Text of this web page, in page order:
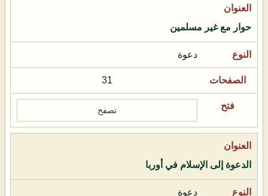
حوار مع غير مسلمين
دعوة
31
تصفح
الدعوة إلى الإسلام في أوربا
دعوة